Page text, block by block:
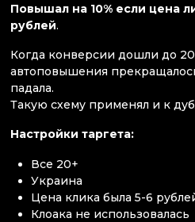
Повышал на 10% если цена
рублей.
Когда конверсии дошли до
автоповышения
падала.
Такую схему применял и к
Настройки таргета:
Все 20+
Украина
Цена клика была 5-6
Клоака не использовалась